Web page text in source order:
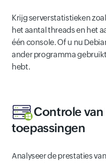
Krijg serverstatistieken
het aantal threads en het
één console. Of u nu
ander programma
hebt.
Controle
toepassingen
Analyseer de prestaties